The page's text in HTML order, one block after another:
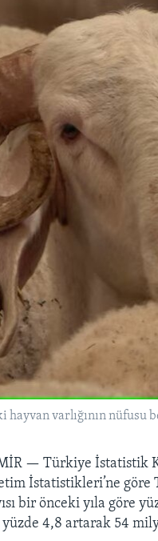
hayvan varlığının nüfusu
—Türkiye İstatistik
İstatistikleri’ne göre
bir önceki yıla göre
yüzde 4,8 artarak 54